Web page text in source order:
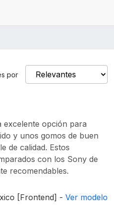
por
opción para
y unos gomos de buen
de calidad. Estos
con los Sony de
recomendables.
[Frontend] - Ver modelo